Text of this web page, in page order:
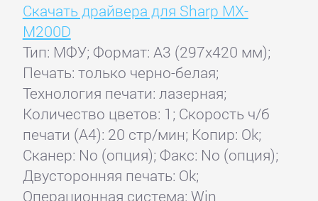
Скачать драйвера для Sharp MX-
M200D
Тип: МФУ; Формат: A3 (297x420 мм);
Печать: только черно-белая;
Технология печати: лазерная;
Количество цветов: 1; Скорость ч/б
печати (А4): 20 стр/мин; Копир: Ok;
Сканер: No (опция); Факс: No (опция);
Двусторонняя печать: Ok;
Операционная система: Win